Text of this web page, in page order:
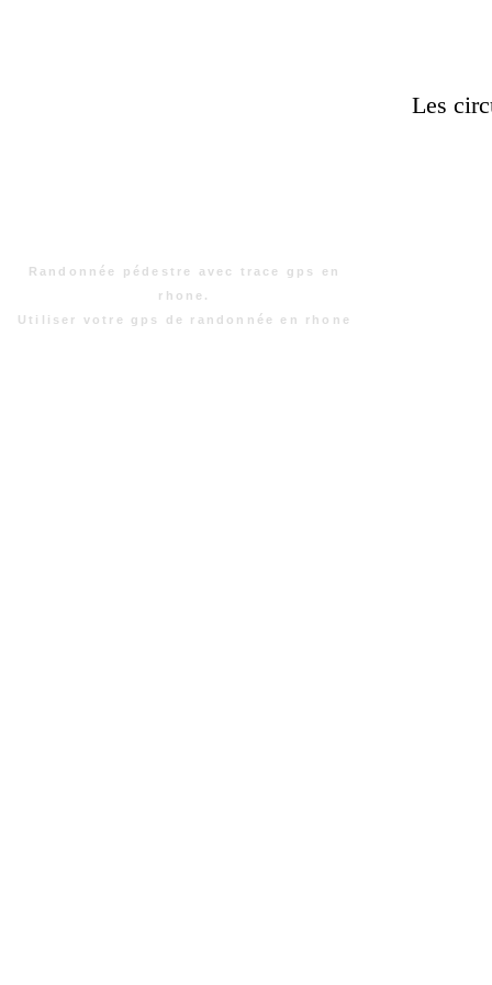
Randonnée pédestre avec trace gps en
rhone.
Utiliser votre gps de randonnée en rhone
Les